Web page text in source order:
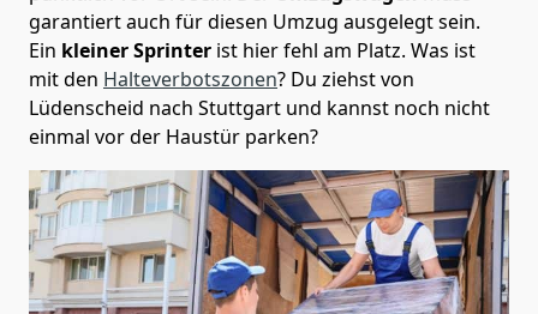
garantiert auch für diesen Umzug ausgelegt sein.
Ein kleiner Sprinter ist hier fehl am Platz. Was ist
mit den Halteverbotszonen? Du ziehst von
Lüdenscheid nach Stuttgart und kannst noch nicht
einmal vor der Haustür parken?